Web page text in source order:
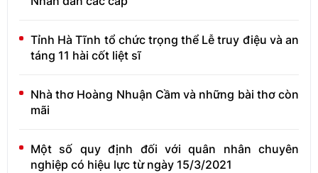
Tỉnh Hà Tĩnh tổ chức trọng thể Lễ truy điệu và an
táng 11 hài cốt liệt sĩ
Nhà thơ Hoàng Nhuận Cầm và những bài thơ còn
mãi
Một số quy định đối với quân nhân chuyên
nghiệp có hiệu lực từ ngày 15/3/2021